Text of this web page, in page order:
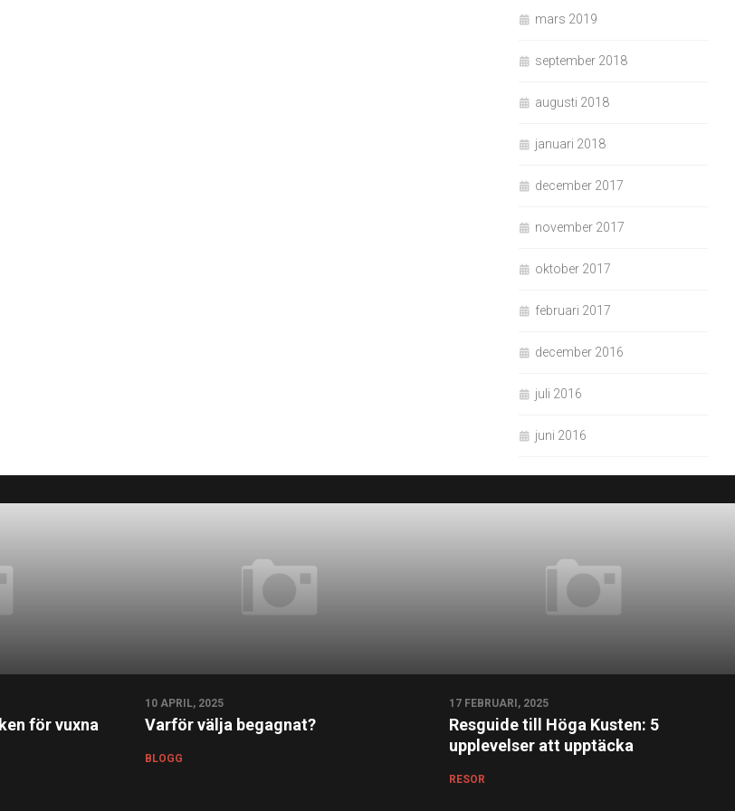
mars 2019
september 2018
augusti 2018
januari 2018
december 2017
november 2017
oktober 2017
februari 2017
december 2016
juli 2016
juni 2016
för vuxna
10 APRIL, 2025
Varför välja begagnat?
BLOGG
17 FEBRUARI, 2025
Resguide till Höga Kusten: 5
upplevelser att upptäcka
RESOR